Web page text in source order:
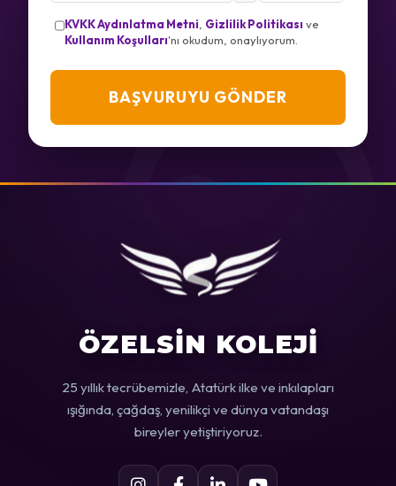
KVKK Aydınlatma Metni Gizlilik Politikası ve
Kullanım Koşulları'nı okudum, onaylıyorum.
BAŞVURUYU GÖNDER
ÖZELSİN KOLEJİ
25 yıllık tecrübemizle, Atatürk ilke ve inkılapları
ışığında, çağdaş, yenilikçi ve dünya vatandaşı
bireyler yetiştiriyoruz.